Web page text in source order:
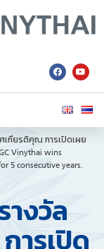
เกียรติคุณ การเปิดเผย
Vinythai wins
5 consecutive years.
างวัล
ารเปิด